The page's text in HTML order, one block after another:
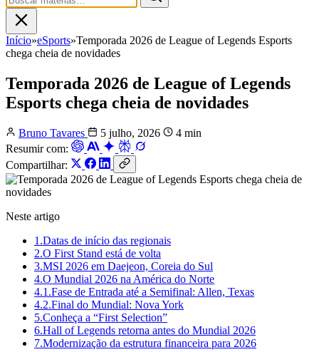
Início»eSports»Temporada 2026 de League of Legends Esports
chega cheia de novidades
Temporada 2026 de League of Legends
Esports chega cheia de novidades
Bruno Tavares 5 julho, 2026
4 min
Resumir com:
Compartilhar:
Neste artigo
1.Datas de início das regionais
2.O First Stand está de volta
3.MSI 2026 em Daejeon, Coreia do Sul
4.O Mundial 2026 na América do Norte
4.1.Fase de Entrada até a Semifinal: Allen, Texas
4.2.Final do Mundial: Nova York
5.Conheça a “First Selection”
6.Hall of Legends retorna antes do Mundial 2026
7.Modernização da estrutura financeira para 2026